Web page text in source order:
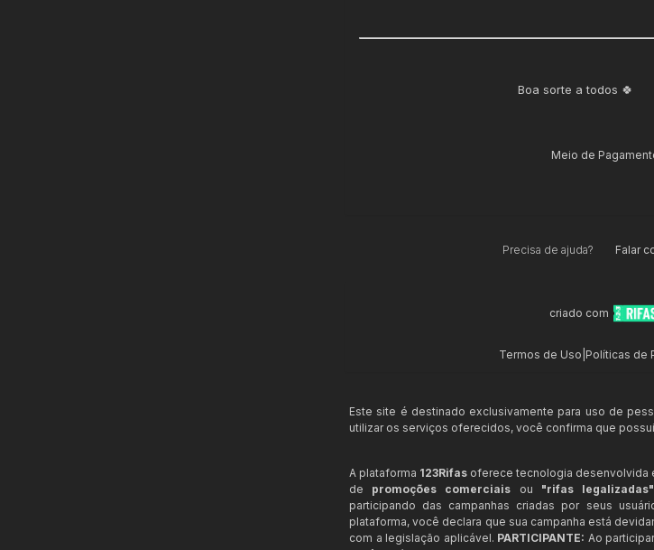
Boa sorte a todos 🍀
Meio de
Precisa de ajuda? Falar
criado com
Termos de Uso Políticas de
Este site é destinado exclusivamente para uso de
utilizar os serviços oferecidos, você confirma que possui
A plataforma 123Rifas oferece tecnologia desenvolvida
de promoções comerciais ou "rifas legalizadas"
participando das campanhas criadas por seus
plataforma, você declara que sua campanha está
com a legislação aplicável. PARTICIPANTE: Ao